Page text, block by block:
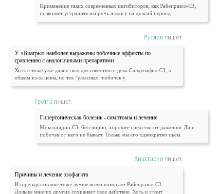
Применение таких современных ингибиторов, как Рабепразол-СЗ,
позволяет устранить напрочь изжогу на долгий период
Руслан пишет:
У «Виагры» наиболее выражены побочные эффекты по
сравнению с аналогичными препаратами
Хоть я тоже уже давно пью для известного дела Силденафил-СЗ, в
общем из-за цены, но тех "ужасных" побочек у
Гретта пишет:
Гипертоническая болезнь - симптомы и лечение
Моксонидин-СЗ, бесспорно, хорошее средство от давления. Да и
побочек от него не бывает. Только мы его однократно пьем.
Анастасия пишет:
Причины и лечение эзофагита
Из препаратов мне тоже лучше всего помогает Рабепразол-СЗ.
Дольше многих других сохраняет свое действие. Хоть и стоит